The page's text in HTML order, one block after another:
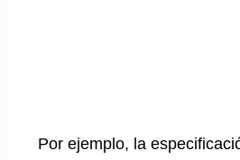
Por ejemplo, la